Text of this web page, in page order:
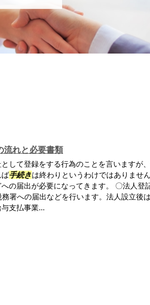
流れと必要書類
して登録をする行為のことを言いますが
ば手続きは終わりというわけではありませ
の届出が必要になってきます。 〇法人登
署への届出などを行います。法人設立後
与支払事業...